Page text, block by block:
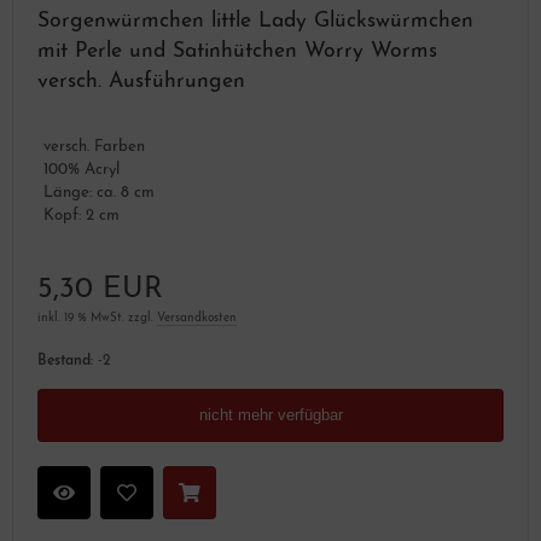
Sorgenwürmchen little Lady Glückswürmchen
mit Perle und Satinhütchen Worry Worms
versch. Ausführungen
versch. Farben
100% Acryl
Länge: ca. 8 cm
Kopf: 2 cm
5,30 EUR
inkl. 19 % MwSt. zzgl. Versandkosten
Bestand: -2
nicht mehr verfügbar